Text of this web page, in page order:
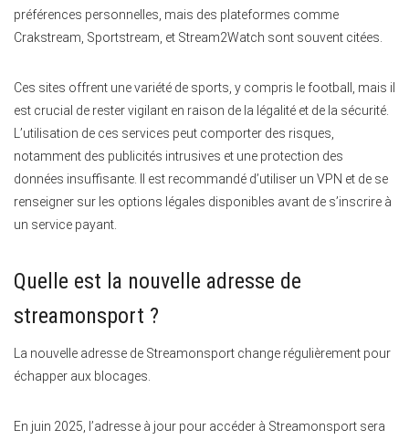
préférences personnelles, mais des plateformes comme
Crakstream, Sportstream, et Stream2Watch sont souvent citées.
Ces sites offrent une variété de sports, y compris le football, mais il
est crucial de rester vigilant en raison de la légalité et de la sécurité.
L’utilisation de ces services peut comporter des risques,
notamment des publicités intrusives et une protection des
données insuffisante. Il est recommandé d’utiliser un VPN et de se
renseigner sur les options légales disponibles avant de s’inscrire à
un service payant.
Quelle est la nouvelle adresse de
streamonsport ?
La nouvelle adresse de Streamonsport change régulièrement pour
échapper aux blocages.
En juin 2025, l’adresse à jour pour accéder à Streamonsport sera